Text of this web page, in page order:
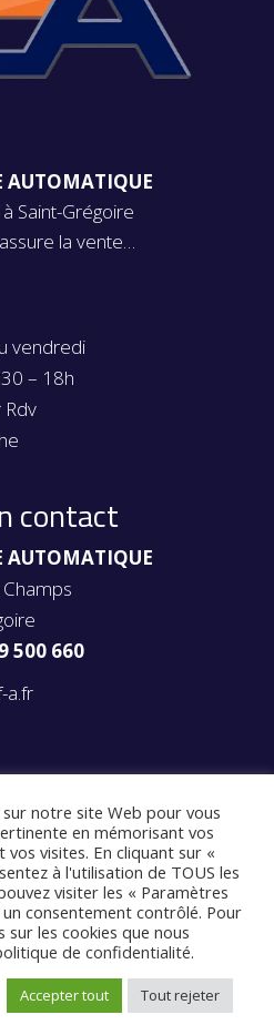
AUTOMATIQUE
Saint-Grégoire
la vente…
vendredi
– 18h
contact
AUTOMATIQUE
500 660
a.fr
AUTOMATIQUE
–Politique de
générales de
Réalisé par
notre site Web pour vous
en mémorisant vos
visites. En cliquant sur «
à l'utilisation de TOUS les
visiter les « Paramètres
consentement contrôlé. Pour
les cookies que nous
de confidentialité.
Accepter tout Tout rejeter